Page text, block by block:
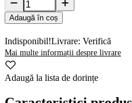
Adaugă în coș
Indisponibil!Livrare: Verifică
Mai multe informații despre livrare
Adaugă la lista de dorințe